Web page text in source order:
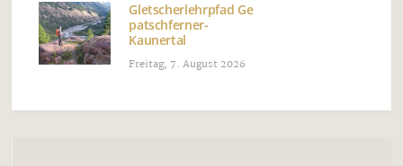
Gletscherlehrpfad Ge
patschferner-
Kaunertal
Freitag, 7. August 2026